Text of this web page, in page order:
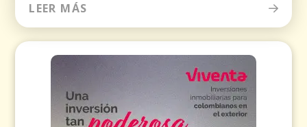
LEER MÁS